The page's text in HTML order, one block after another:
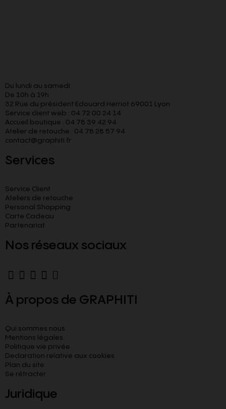
Du lundi au samedi
De 10h à 19h
32 Rue du président Edouard Herriot 69001 Lyon
Service client web : 04 72 00 24 14
Accueil boutique : 04 78 39 42 94
Atelier de retouche : 04 78 28 57 94
contact@graphiti.fr
Services
Service Client
Ateliers de retouche
Personal Shopping
Carte Cadeau
Partenariat
Nos réseaux sociaux
À propos de GRAPHITI
Qui sommes nous
Mentions légales
Politique vie privée
Declaration relative aux cookies​
Plan du site
Se rétracter
Juridique